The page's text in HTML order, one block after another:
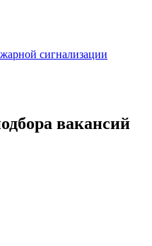
сигнализации
вакансий